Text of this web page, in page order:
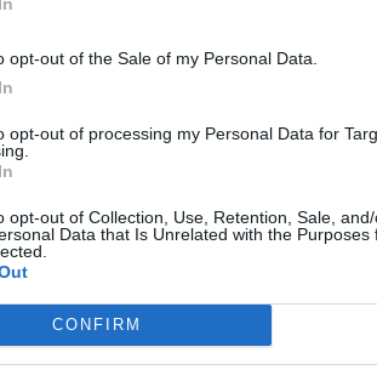
opt-out of the Sale of my Personal Data.
opt-out of processing my Personal Data for
opt-out of Collection, Use, Retention, Sale,
Data that Is Unrelated with the Purposes
CONFIRM
να κερδίσει πέρυσι (βγήκε
έδωσε ρεσιτάλ επί σκηνής, μια
Απλώς θυμηθείτε
Ετιέν Καμαρά